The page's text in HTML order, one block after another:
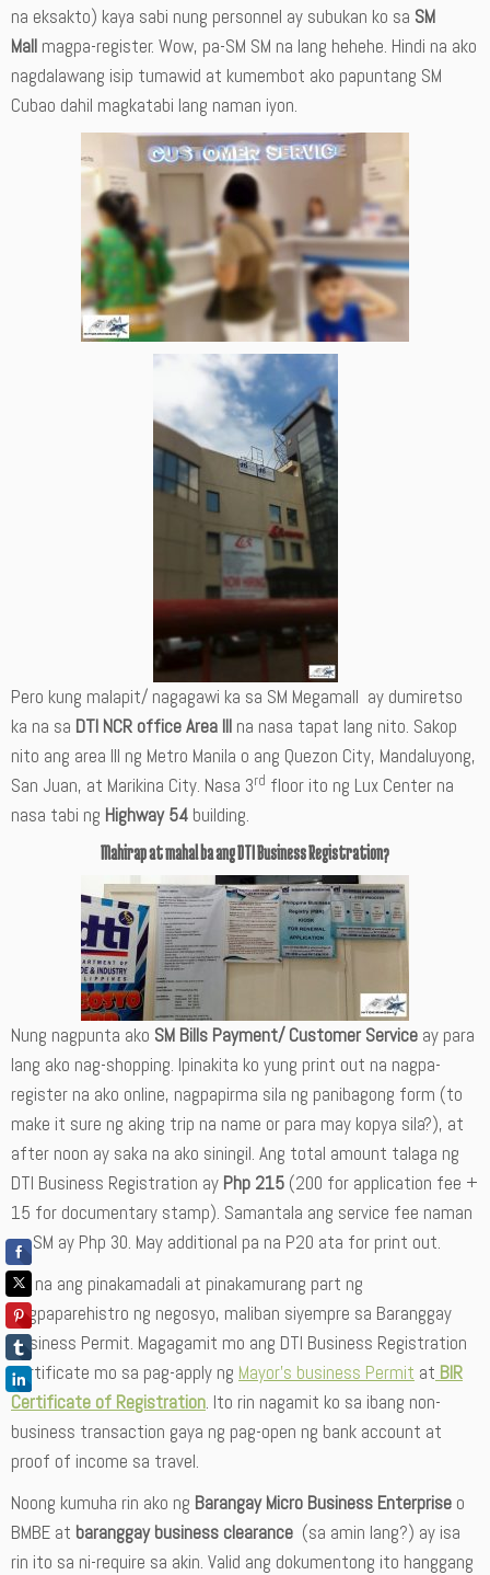
na eksakto) kaya sabi nung personnel ay subukan ko sa SM
Mall magpa-register. Wow, pa-SM SM na lang hehehe. Hindi na ako
nagdalawang isip tumawid at kumembot ako papuntang SM
Cubao dahil magkatabi lang naman iyon.
Pero kung malapit/ nagagawi ka sa SM Megamall ay dumiretso
ka na sa DTI NCR office Area III na nasa tapat lang nito. Sakop
nito ang area III ng Metro Manila o ang Quezon City, Mandaluyong,
San Juan, at Marikina City. Nasa 3rd floor ito ng Lux Center na
nasa tabi ng Highway 54 building.
Mahirap at mahal ba ang DTI Business Registration?
Nung nagpunta ako SM Bills Payment/ Customer Service ay para
lang ako nag-shopping. Ipinakita ko yung print out na nagpa-
register na ako online, nagpapirma sila ng panibagong form (to
make it sure ng aking trip na name or para may kopya sila?), at
after noon ay saka na ako siningil. Ang total amount talaga ng
DTI Business Registration ay Php 215 (200 for application fee +
15 for documentary stamp). Samantala ang service fee naman
ng SM ay Php 30. May additional pa na P20 ata for print out.
Ito na ang pinakamadali at pinakamurang part ng
pagpaparehistro ng negosyo, maliban siyempre sa Baranggay
Business Permit. Magagamit mo ang DTI Business Registration
certificate mo sa pag-apply ng Mayor’s business Permit at BIR
Certificate of Registration. Ito rin nagamit ko sa ibang non-
business transaction gaya ng pag-open ng bank account at
proof of income sa travel.
Noong kumuha rin ako ng Barangay Micro Business Enterprise o
BMBE at baranggay business clearance (sa amin lang?) ay isa
rin ito sa ni-require sa akin. Valid ang dokumentong ito hanggang